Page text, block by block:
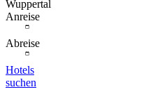
Wuppertal
Anreise
Abreise
Hotels
suchen